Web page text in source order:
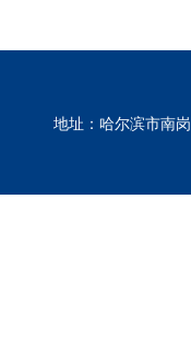
地址：哈尔滨市南